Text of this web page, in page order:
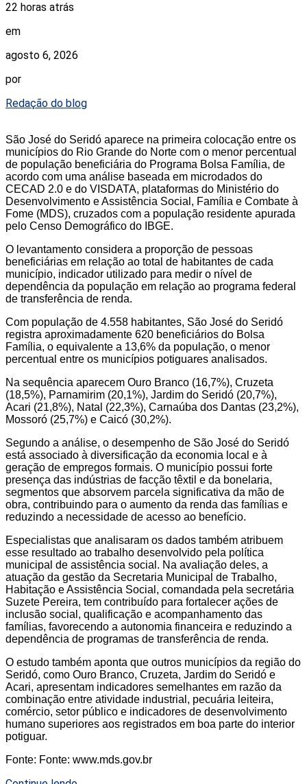
22 horas atrás
em
agosto 6, 2026
por
Redação do blog
São José do Seridó aparece na primeira colocação entre os
municípios do Rio Grande do Norte com o menor percentual
de população beneficiária do Programa Bolsa Família, de
acordo com uma análise baseada em microdados do
CECAD 2.0 e do VISDATA, plataformas do Ministério do
Desenvolvimento e Assistência Social, Família e Combate à
Fome (MDS), cruzados com a população residente apurada
pelo Censo Demográfico do IBGE.
O levantamento considera a proporção de pessoas
beneficiárias em relação ao total de habitantes de cada
município, indicador utilizado para medir o nível de
dependência da população em relação ao programa federal
de transferência de renda.
Com população de 4.558 habitantes, São José do Seridó
registra aproximadamente 620 beneficiários do Bolsa
Família, o equivalente a 13,6% da população, o menor
percentual entre os municípios potiguares analisados.
Na sequência aparecem Ouro Branco (16,7%), Cruzeta
(18,5%), Parnamirim (20,1%), Jardim do Seridó (20,7%),
Acari (21,8%), Natal (22,3%), Carnaúba dos Dantas (23,2%),
Mossoró (25,7%) e Caicó (30,2%).
Segundo a análise, o desempenho de São José do Seridó
está associado à diversificação da economia local e à
geração de empregos formais. O município possui forte
presença das indústrias de facção têxtil e da bonelaria,
segmentos que absorvem parcela significativa da mão de
obra, contribuindo para o aumento da renda das famílias e
reduzindo a necessidade de acesso ao benefício.
Especialistas que analisaram os dados também atribuem
esse resultado ao trabalho desenvolvido pela política
municipal de assistência social. Na avaliação deles, a
atuação da gestão da Secretaria Municipal de Trabalho,
Habitação e Assistência Social, comandada pela secretária
Suzete Pereira, tem contribuído para fortalecer ações de
inclusão social, qualificação e acompanhamento das
famílias, favorecendo a autonomia financeira e reduzindo a
dependência de programas de transferência de renda.
O estudo também aponta que outros municípios da região do
Seridó, como Ouro Branco, Cruzeta, Jardim do Seridó e
Acari, apresentam indicadores semelhantes em razão da
combinação entre atividade industrial, pecuária leiteira,
comércio, setor público e indicadores de desenvolvimento
humano superiores aos registrados em boa parte do interior
potiguar.
Fonte: Fonte: www.mds.gov.br